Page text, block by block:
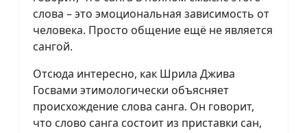
слова – это эмоциональная зависимость от
человека. Просто общение ещё не является
сангой.
Отсюда интересно, как Шрила Джива
Госвами этимологически объясняет
происхождение слова санга. Он говорит,
что слово санга состоит из приставки сан,